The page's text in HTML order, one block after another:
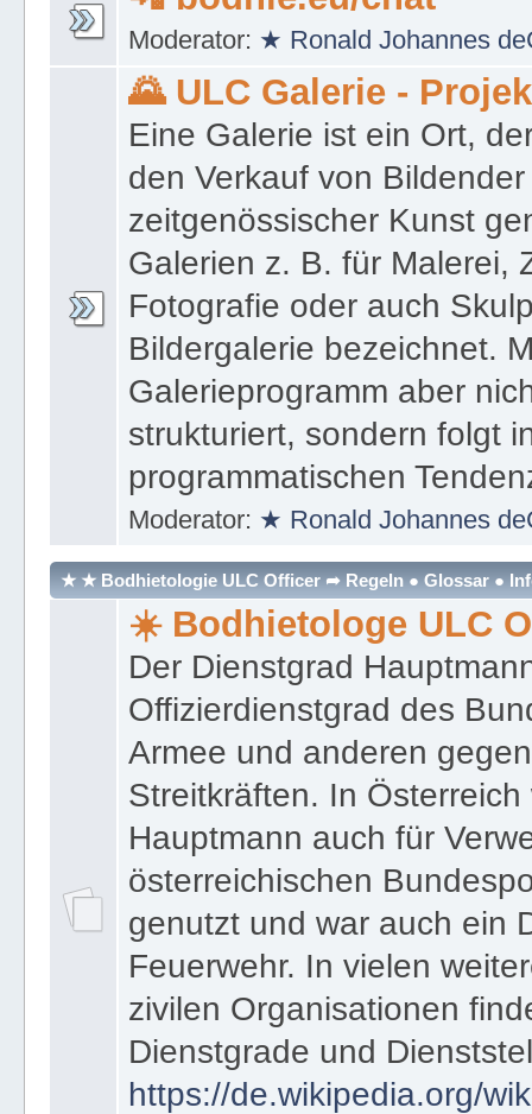
Moderator: ★ Ronald Johannes
🌄 ULC Galerie -
Eine Galerie ist ein Ort,
den Verkauf von
zeitgenössischer Kunst
Galerien z. B. für Malerei,
Fotografie oder auch
Bildergalerie bezeichnet.
Galerieprogramm aber
strukturiert, sondern folgt
programmatischen
Moderator: ★ Ronald Johannes
★ ★ Bodhietologie ULC Officer ➦ Regeln ● Glossar ●
☀️ Bodhietologe ULC
Der Dienstgrad
Offizierdienstgrad des
Armee und anderen
Streitkräften. In
Hauptmann auch für
österreichischen
genutzt und war auch ein
Feuerwehr. In vielen
zivilen Organisationen
Dienstgrade und
https://de.wikipedia.org/